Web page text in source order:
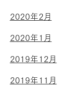
2020年2月
2020年1月
2019年12月
2019年11月